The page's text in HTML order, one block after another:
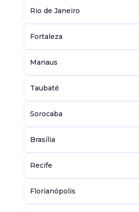
Rio de Janeiro
Fortaleza
Manaus
Taubaté
Sorocaba
Brasília
Recife
Florianópolis